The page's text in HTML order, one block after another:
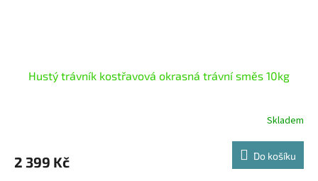
Hustý trávník kostřavová okrasná trávní směs 10kg
Skladem
2 399 Kč Do košíku